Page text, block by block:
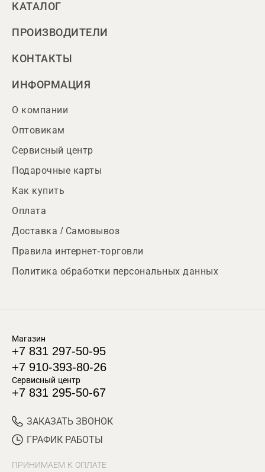
КАТАЛОГ
ПРОИЗВОДИТЕЛИ
КОНТАКТЫ
ИНФОРМАЦИЯ
О компании
Оптовикам
Сервисный центр
Подарочные карты
Как купить
Оплата
Доставка / Самовывоз
Правила интернет-торговли
Политика обработки персональных данных
Магазин
+7 831 297-50-95
+7 910-393-80-26
Сервисный центр
+7 831 295-50-67
ЗАКАЗАТЬ ЗВОНОК
ГРАФИК РАБОТЫ
ПРИНИМАЕМ К ОПЛАТЕ